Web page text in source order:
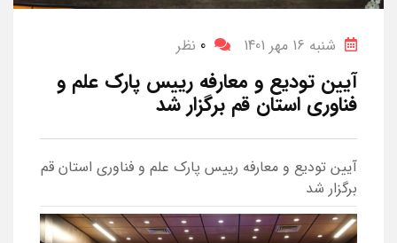
شنبه 16 مهر 1401 0 نظر
آیین تودیع و معارفه رییس پارک علم و
فناوری استان قم برگزار شد
آیین تودیع و معارفه رییس پارک علم و فناوری استان قم
برگزار شد